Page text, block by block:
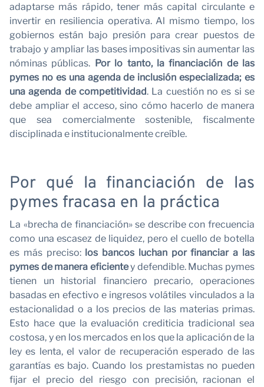
adaptarse más rápido, tener más capital circulante e
invertir en resiliencia operativa. Al mismo tiempo, los
gobiernos están bajo presión para crear puestos de
trabajo y ampliar las bases impositivas sin aumentar las
nóminas públicas. Por lo tanto, la financiación de las
pymes no es una agenda de inclusión especializada; es
una agenda de competitividad. La cuestión no es si se
debe ampliar el acceso, sino cómo hacerlo de manera
que sea comercialmente sostenible, fiscalmente
disciplinada e institucionalmente creíble.
Por qué la financiación de las
pymes fracasa en la práctica
La «brecha de financiación» se describe con frecuencia
como una escasez de liquidez, pero el cuello de botella
es más preciso: los bancos luchan por financiar a las
pymes de manera eficientey defendible. Muchas pymes
tienen un historial financiero precario, operaciones
basadas en efectivo e ingresos volátiles vinculados a la
estacionalidad o a los precios de las materias primas.
Esto hace que la evaluación crediticia tradicional sea
costosa, y en los mercados en los que la aplicación de la
ley es lenta, el valor de recuperación esperado de las
garantías es bajo. Cuando los prestamistas no pueden
fijar el precio del riesgo con precisión, racionan el